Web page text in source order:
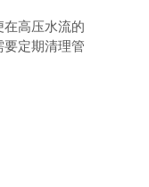
高压水流的
定期清理管